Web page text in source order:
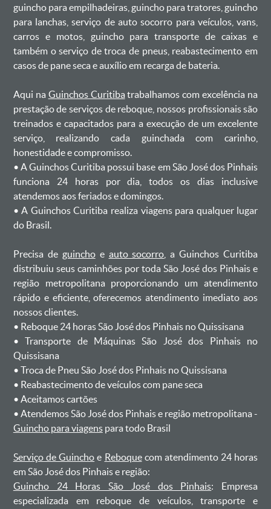
guincho para empilhadeiras, guincho para tratores, guincho
para lanchas, serviço de auto socorro para veículos, vans,
carros e motos, guincho para transporte de caixas e
também o serviço de troca de pneus, reabastecimento em
casos de pane seca e auxílio em recarga de bateria. ㅤㅤ
Aqui na Guinchos Curitiba trabalhamos com excelência na
prestação de serviços de reboque, nossos profissionais são
treinados e capacitados para a execução de um excelente
serviço, realizando cada guinchada com carinho,
honestidade e compromisso.
ㅤㅤ• A Guinchos Curitiba possui base em São José dos Pinhais
funciona 24 horas por dia, todos os dias inclusive
atendemos aos feriados e domingos.
ㅤㅤ• A Guinchos Curitiba realiza viagens para qualquer lugar
do Brasil.
Precisa de guinchoe auto socorro , a Guinchos Curitiba
distribuiu seus caminhões por toda São José dos Pinhais e
região metropolitana proporcionando um atendimento
rápido e eficiente, oferecemos atendimento imediato aos
nossos clientes.
ㅤㅤ• Reboque 24 horas São José dos Pinhais no Quissisana
ㅤㅤ• Transporte de Máquinas São José dos Pinhais no
Quissisana
ㅤㅤ• Troca de Pneu São José dos Pinhais no Quissisana
ㅤㅤ• Reabastecimento de veículos com pane seca
ㅤㅤ• Aceitamos cartões
ㅤㅤ• Atendemos São José dos Pinhais e região metropolitana -
Guincho para viagenspara todo Brasil
Serviço de Guincho e Reboquecom atendimento 24 horas
em São José dos Pinhais e região:
Guincho 24 Horas São José dos Pinhais: Empresa
especializada em reboque de veículos, transporte e